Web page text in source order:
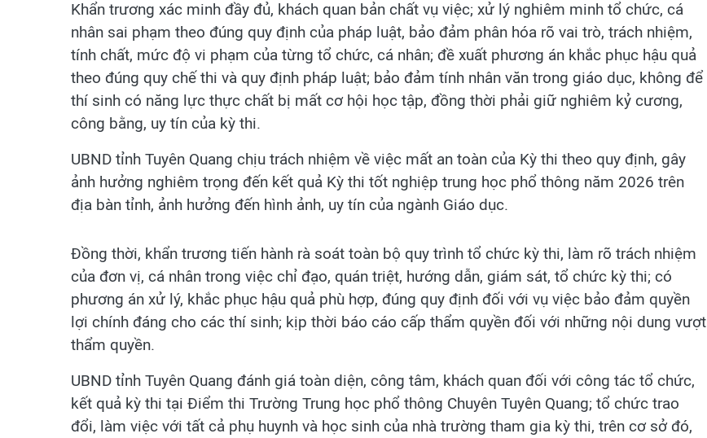
Khẩn trương xác minh đầy đủ, khách quan bản chất vụ việc; xử lý nghiêm minh tổ chức, cá
nhân sai phạm theo đúng quy định của pháp luật, bảo đảm phân hóa rõ vai trò, trách nhiệm,
tính chất, mức độ vi phạm của từng tổ chức, cá nhân; đề xuất phương án khắc phục hậu quả
theo đúng quy chế thi và quy định pháp luật; bảo đảm tính nhân văn trong giáo dục, không để
thí sinh có năng lực thực chất bị mất cơ hội học tập, đồng thời phải giữ nghiêm kỷ cương,
công bằng, uy tín của kỳ thi.
UBND tỉnh Tuyên Quang chịu trách nhiệm về việc mất an toàn của Kỳ thi theo quy định, gây
ảnh hưởng nghiêm trọng đến kết quả Kỳ thi tốt nghiệp trung học phổ thông năm 2026 trên
địa bàn tỉnh, ảnh hưởng đến hình ảnh, uy tín của ngành Giáo dục.
Đồng thời, khẩn trương tiến hành rà soát toàn bộ quy trình tổ chức kỳ thi, làm rõ trách nhiệm
của đơn vị, cá nhân trong việc chỉ đạo, quán triệt, hướng dẫn, giám sát, tổ chức kỳ thi; có
phương án xử lý, khắc phục hậu quả phù hợp, đúng quy định đối với vụ việc bảo đảm quyền
lợi chính đáng cho các thí sinh; kịp thời báo cáo cấp thẩm quyền đối với những nội dung vượt
thẩm quyền.
UBND tỉnh Tuyên Quang đánh giá toàn diện, công tâm, khách quan đối với công tác tổ chức,
kết quả kỳ thi tại Điểm thi Trường Trung học phổ thông Chuyên Tuyên Quang; tổ chức trao
đổi, làm việc với tất cả phụ huynh và học sinh của nhà trường tham gia kỳ thi, trên cơ sở đó,